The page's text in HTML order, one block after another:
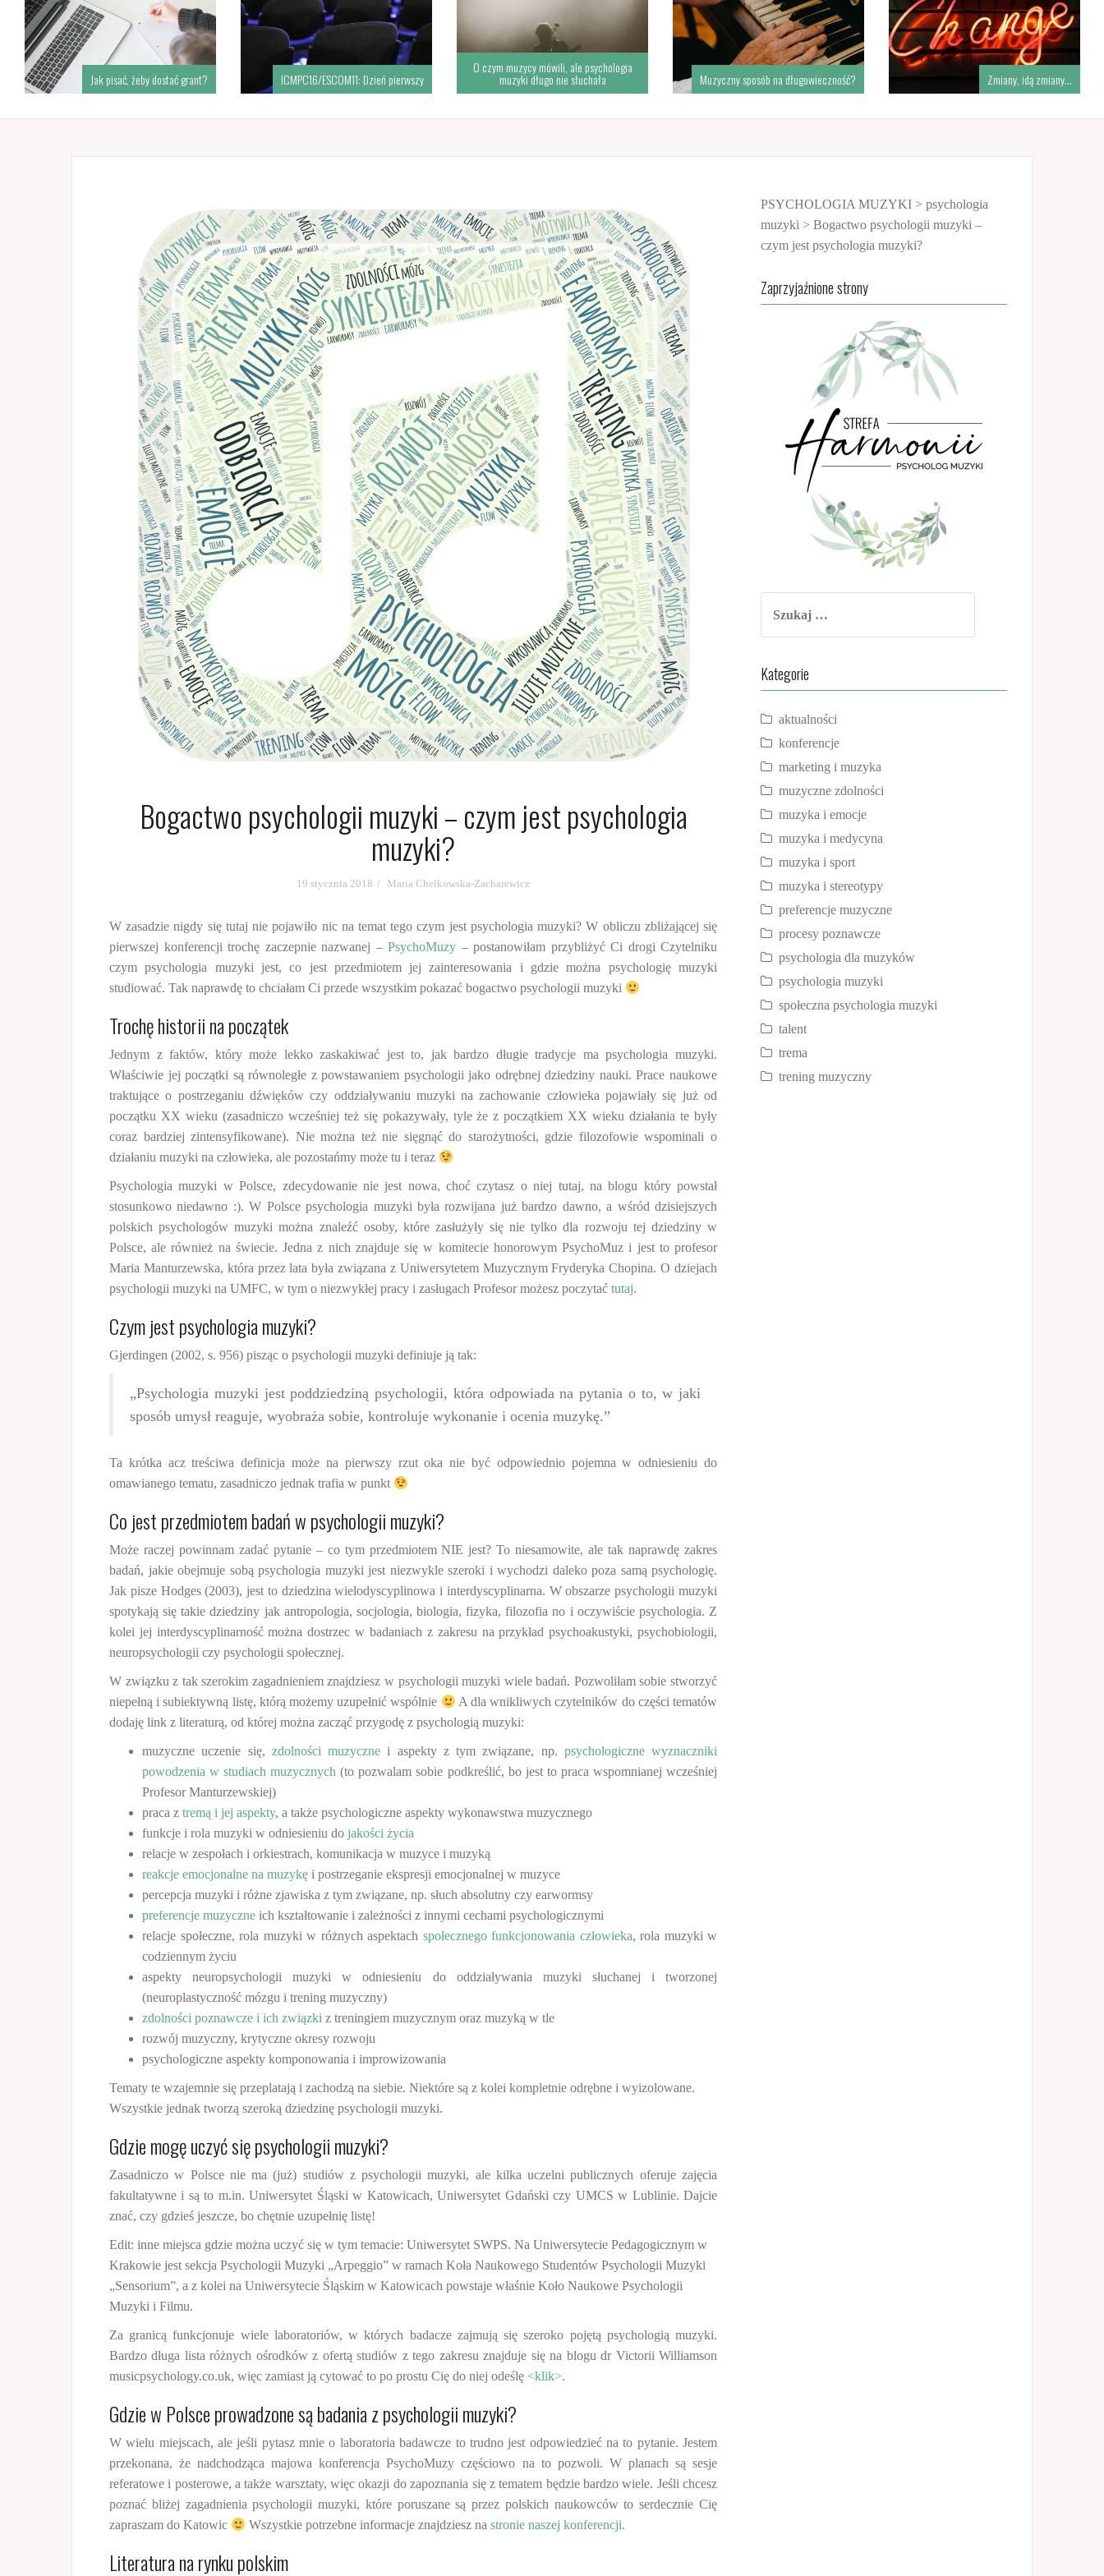
Jak pisać, żeby dostać grant? ICMPC16/ESCOM11: Dzień pierwszy
O czym muzycy mówili, ale psychologia
muzyki długo nie słuchała Muzyczny sposób na długowieczność? Zmiany, idą zmiany…
Bogactwo psychologii muzyki – czym jest psychologia
muzyki?
19 stycznia 2018 Maria Chełkowska-Zacharewicz
W zasadzie nigdy się tutaj nie pojawiło nic na temat tego czym jest psychologia muzyki? W obliczu zbliżającej się
pierwszej konferencji trochę zaczepnie nazwanej – PsychoMuzy – postanowiłam przybliżyć Ci drogi Czytelniku
czym psychologia muzyki jest, co jest przedmiotem jej zainteresowania i gdzie można psychologię muzyki
studiować. Tak naprawdę to chciałam Ci przede wszystkim pokazać bogactwo psychologii muzyki
Trochę historii na początek
Jednym z faktów, który może lekko zaskakiwać jest to, jak bardzo długie tradycje ma psychologia muzyki.
Właściwie jej początki są równoległe z powstawaniem psychologii jako odrębnej dziedziny nauki. Prace naukowe
traktujące o postrzeganiu dźwięków czy oddziaływaniu muzyki na zachowanie człowieka pojawiały się już od
początku XX wieku (zasadniczo wcześniej też się pokazywały, tyle że z początkiem XX wieku działania te były
coraz bardziej zintensyfikowane). Nie można też nie sięgnąć do starożytności, gdzie filozofowie wspominali o
działaniu muzyki na człowieka, ale pozostańmy może tu i teraz
Psychologia muzyki w Polsce, zdecydowanie nie jest nowa, choć czytasz o niej tutaj, na blogu który powstał
stosunkowo niedawno :). W Polsce psychologia muzyki była rozwijana już bardzo dawno, a wśród dzisiejszych
polskich psychologów muzyki można znaleźć osoby, które zasłużyły się nie tylko dla rozwoju tej dziedziny w
Polsce, ale również na świecie. Jedna z nich znajduje się w komitecie honorowym PsychoMuz i jest to profesor
Maria Manturzewska, która przez lata była związana z Uniwersytetem Muzycznym Fryderyka Chopina. O dziejach
psychologii muzyki na UMFC, w tym o niezwykłej pracy i zasługach Profesor możesz poczytać tutaj.
Czym jest psychologia muzyki?
Gjerdingen (2002, s. 956) pisząc o psychologii muzyki definiuje ją tak:
„Psychologia muzyki jest poddziedziną psychologii, która odpowiada na pytania o to, w jaki
sposób umysł reaguje, wyobraża sobie, kontroluje wykonanie i ocenia muzykę.”
Ta krótka acz treściwa definicja może na pierwszy rzut oka nie być odpowiednio pojemna w odniesieniu do
omawianego tematu, zasadniczo jednak trafia w punkt
Co jest przedmiotem badań w psychologii muzyki?
Może raczej powinnam zadać pytanie – co tym przedmiotem NIE jest? To niesamowite, ale tak naprawdę zakres
badań, jakie obejmuje sobą psychologia muzyki jest niezwykle szeroki i wychodzi daleko poza samą psychologię.
Jak pisze Hodges (2003), jest to dziedzina wielodyscyplinowa i interdyscyplinarna. W obszarze psychologii muzyki
spotykają się takie dziedziny jak antropologia, socjologia, biologia, fizyka, filozofia no i oczywiście psychologia. Z
kolei jej interdyscyplinarność można dostrzec w badaniach z zakresu na przykład psychoakustyki, psychobiologii,
neuropsychologii czy psychologii społecznej.
W związku z tak szerokim zagadnieniem znajdziesz w psychologii muzyki wiele badań. Pozwoliłam sobie stworzyć
niepełną i subiektywną listę, którą możemy uzupełnić wspólnie
A dla wnikliwych czytelników do części tematów
dodaję link z literaturą, od której można zacząć przygodę z psychologią muzyki:
muzyczne uczenie się, zdolności muzyczne i aspekty z tym związane, np. psychologiczne wyznaczniki
powodzenia w studiach muzycznych (to pozwalam sobie podkreślić, bo jest to praca wspomnianej wcześniej
Profesor Manturzewskiej)
praca z tremą i jej aspekty, a także psychologiczne aspekty wykonawstwa muzycznego
funkcje i rola muzyki w odniesieniu do jakości życia
relacje w zespołach i orkiestrach, komunikacja w muzyce i muzyką
reakcje emocjonalne na muzykę i postrzeganie ekspresji emocjonalnej w muzyce
percepcja muzyki i różne zjawiska z tym związane, np. słuch absolutny czy earwormsy
preferencje muzyczne ich kształtowanie i zależności z innymi cechami psychologicznymi
relacje społeczne, rola muzyki w różnych aspektach społecznego funkcjonowania człowieka, rola muzyki w
codziennym życiu
aspekty neuropsychologii muzyki w odniesieniu do oddziaływania muzyki słuchanej i tworzonej
(neuroplastyczność mózgu i trening muzyczny)
zdolności poznawcze i ich związki z treningiem muzycznym oraz muzyką w tle
rozwój muzyczny, krytyczne okresy rozwoju
psychologiczne aspekty komponowania i improwizowania
Tematy te wzajemnie się przeplatają i zachodzą na siebie. Niektóre są z kolei kompletnie odrębne i wyizolowane.
Wszystkie jednak tworzą szeroką dziedzinę psychologii muzyki.
Gdzie mogę uczyć się psychologii muzyki?
Zasadniczo w Polsce nie ma (już) studiów z psychologii muzyki, ale kilka uczelni publicznych oferuje zajęcia
fakultatywne i są to m.in. Uniwersytet Śląski w Katowicach, Uniwersytet Gdański czy UMCS w Lublinie. Dajcie
znać, czy gdzieś jeszcze, bo chętnie uzupełnię listę!
Edit: inne miejsca gdzie można uczyć się w tym temacie: Uniwersytet SWPS. Na Uniwersytecie Pedagogicznym w
Krakowie jest sekcja Psychologii Muzyki „Arpeggio” w ramach Koła Naukowego Studentów Psychologii Muzyki
„Sensorium”, a z kolei na Uniwersytecie Śląskim w Katowicach powstaje właśnie Koło Naukowe Psychologii
Muzyki i Filmu.
Za granicą funkcjonuje wiele laboratoriów, w których badacze zajmują się szeroko pojętą psychologią muzyki.
Bardzo długa lista różnych ośrodków z ofertą studiów z tego zakresu znajduje się na blogu dr Victorii Williamson
musicpsychology.co.uk, więc zamiast ją cytować to po prostu Cię do niej odeślę <klik>.
Gdzie w Polsce prowadzone są badania z psychologii muzyki?
W wielu miejscach, ale jeśli pytasz mnie o laboratoria badawcze to trudno jest odpowiedzieć na to pytanie. Jestem
przekonana, że nadchodząca majowa konferencja PsychoMuzy częściowo na to pozwoli. W planach są sesje
referatowe i posterowe, a także warsztaty, więc okazji do zapoznania się z tematem będzie bardzo wiele. Jeśli chcesz
poznać bliżej zagadnienia psychologii muzyki, które poruszane są przez polskich naukowców to serdecznie Cię
zapraszam do Katowic
Wszystkie potrzebne informacje znajdziesz nastronie naszej konferencji.
Literatura na rynku polskim
PSYCHOLOGIA MUZYKI > psychologia
muzyki > Bogactwo psychologii muzyki –
czym jest psychologia muzyki?
Zaprzyjaźnione strony
Kategorie
aktualności
konferencje
marketing i muzyka
muzyczne zdolności
muzyka i emocje
muzyka i medycyna
muzyka i sport
muzyka i stereotypy
preferencje muzyczne
procesy poznawcze
psychologia dla muzyków
psychologia muzyki
społeczna psychologia muzyki
talent
trema
trening muzyczny